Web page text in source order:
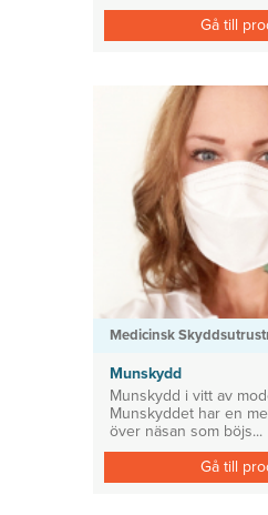
Gå till
Medicinsk
Munskydd
Munskydd i vitt av
Munskyddet har en
över näsan som böjs...
Gå till